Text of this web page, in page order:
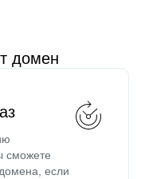
домен
сможете
если